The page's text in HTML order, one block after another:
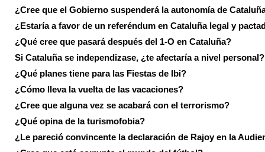
¿Cree que el Gobierno suspenderá la autonomía de
¿Estaría a favor de un referéndum en Cataluña legal y
¿Qué cree que pasará después del 1-O en Cataluña?
Si Cataluña se independizase, ¿te afectaría a nivel personal?
¿Qué planes tiene para las Fiestas de Ibi?
¿Cómo lleva la vuelta de las vacaciones?
¿Cree que alguna vez se acabará con el terrorismo?
¿Qué opina de la turismofobia?
¿Le pareció convincente la declaración de Rajoy en la